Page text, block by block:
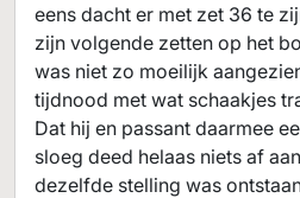
eens dacht er met zet 36 te
zijn volgende zetten op het
was niet zo moeilijk
tijdnood met wat schaakjes
Dat hij en passant daarmee
sloeg deed helaas niets af
dezelfde stelling was